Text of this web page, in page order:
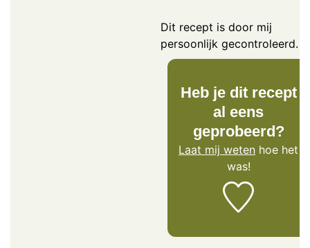
Dit recept is door mij
persoonlijk gecontroleerd.
Heb je dit recept
al eens
geprobeerd?
Laat mij weten hoe het
was!